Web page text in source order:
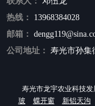
热线：
13968384028
邮箱：
公司地址：
寿光市孙集
寿光市龙宇农业科技
玻
蝶开窗 新铝天沟